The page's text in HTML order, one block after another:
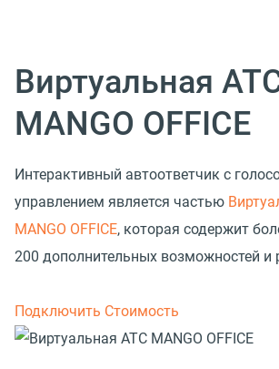
Виртуальная
MANGO OFFICE
Интерактивный автоответчик с
управлением является частью
MANGO OFFICE, которая содержит
200 дополнительных возможностей и
Подключить Стоимость